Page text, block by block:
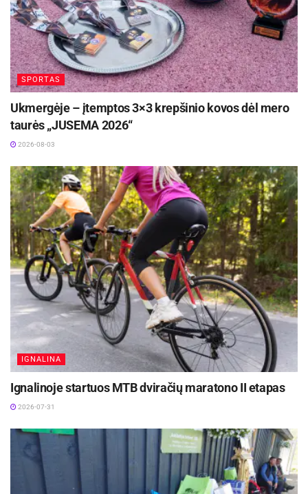
SPORTAS
Ukmergėje – įtemptos 3×3 krepšinio kovos dėl mero
taurės „JUSEMA 2026“
2026-08-03
IGNALINA
Ignalinoje startuos MTB dviračių maratono II etapas
2026-07-31